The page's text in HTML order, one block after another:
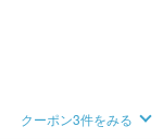
クーポン3件をみる